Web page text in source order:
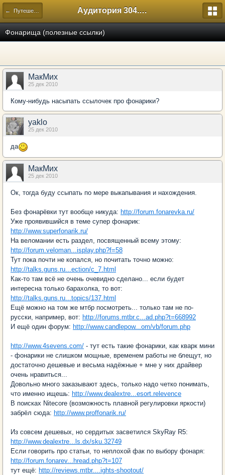
← Путешествия Аудитория 304. История России
Фонарища (полезные ссылки)
МакМих
25 дек 2010
Кому-нибудь насыпать ссылочек про фонарики?
yaklo
25 дек 2010
да
МакМих
25 дек 2010
Ок, тогда буду ссыпать по мере выкапывания и нахождения.
Без фонарёвки тут вообще никуда: http://forum.fonarevka.ru/
Уже проявившийся в теме супер фонарик:
http://www.superfonarik.ru/
На веломании есть раздел, посвященный всему этому:
http://forum.veloman...isplay.php?f=58
Тут пока почти не копался, но почитать точно можно:
http://talks.guns.ru...ection/c_7.html
Как-то там всё не очень очевидно сделано... если будет
интересна только барахолка, то вот:
http://talks.guns.ru...topics/137.html
Ещё можно на том же мтбр посмотреть... только там не по-
русски, например, вот: http://forums.mtbr.c...ad.php?t=668992
И ещё один форум: http://www.candlepow...om/vb/forum.php
http://www.4sevens.com/ - тут есть такие фонарики, как кварк мини
- фонарики не слишком мощные, временем работы не блещут, но
достаточно дешевые и весьма надёжные + мне у них драйвер
очень нравиться...
Довольно много заказывают здесь, только надо четко понимать,
что именно ищешь: http://www.dealextre...esort.relevence
В поисках Nitecore (возможность плавной регулировки яркости)
забрёл сюда: http://www.proffonarik.ru/
Из совсем дешевых, но сердитых засветился SkyRay R5:
http://www.dealextre...ls.dx/sku.32749
Если говорить про статьи, то неплохой фак по выбору фонаря:
http://forum.fonarev...hread.php?t=107
тут ещё: http://reviews.mtbr....ights-shootout/